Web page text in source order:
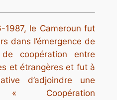
1987, le Cameroun fut
dans l’émergence de
coopération entre
et étrangères et fut à
d’adjoindre une
« Coopération